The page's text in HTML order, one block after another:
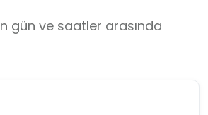
gün ve saatler arasında